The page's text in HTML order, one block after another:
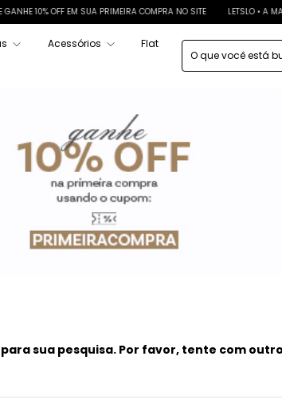
10% OFF EM SUA PRIMEIRA COMPRA NO SITE LETSLO • A
Acessórios
Flat
sua pesquisa. Por favor, tente com